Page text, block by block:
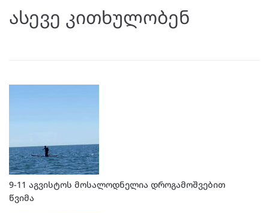
ასევე კითხულობენ
9-11 აგვისტოს მოსალოდნელია დროგამოშვებით
წვიმა